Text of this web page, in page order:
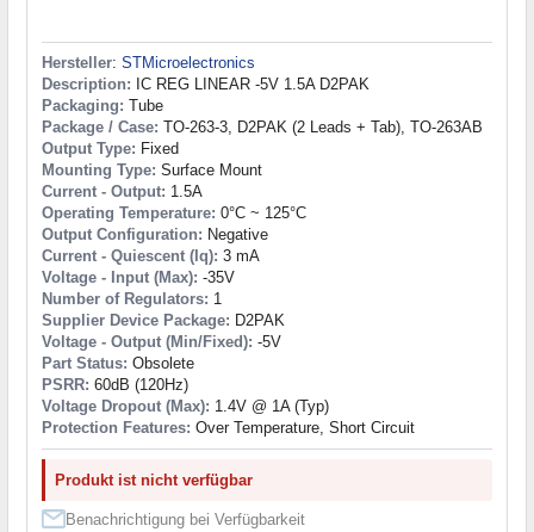
Hersteller: STMicroelectronics
Description: IC REG LINEAR -5V 1.5A D2PAK
Packaging: Tube
Package / Case: TO-263-3, D2PAK (2 Leads + Tab), TO-263AB
Output Type: Fixed
Mounting Type: Surface Mount
Current - Output: 1.5A
Operating Temperature: 0°C ~ 125°C
Output Configuration: Negative
Current - Quiescent (Iq): 3 mA
Voltage - Input (Max): -35V
Number of Regulators: 1
Supplier Device Package: D2PAK
Voltage - Output (Min/Fixed): -5V
Part Status: Obsolete
PSRR: 60dB (120Hz)
Voltage Dropout (Max): 1.4V @ 1A (Typ)
Protection Features: Over Temperature, Short Circuit
Produkt ist nicht verfügbar
Benachrichtigung bei Verfügbarkeit